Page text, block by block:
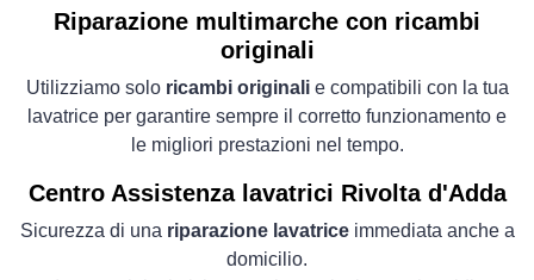
Riparazione multimarche con ricambi
originali
Utilizziamo solo ricambi originali e compatibili con la tua
lavatrice per garantire sempre il corretto funzionamento e
le migliori prestazioni nel tempo.
Centro Assistenza lavatrici Rivolta d'Adda
Sicurezza di una riparazione lavatrice immediata anche a
domicilio.